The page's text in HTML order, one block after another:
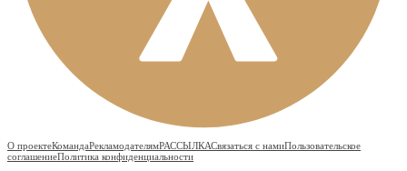
О проектеКомандаРекламодателямРАССЫЛКАСвязаться с намиПользовательское
соглашениеПолитика конфиденциальности